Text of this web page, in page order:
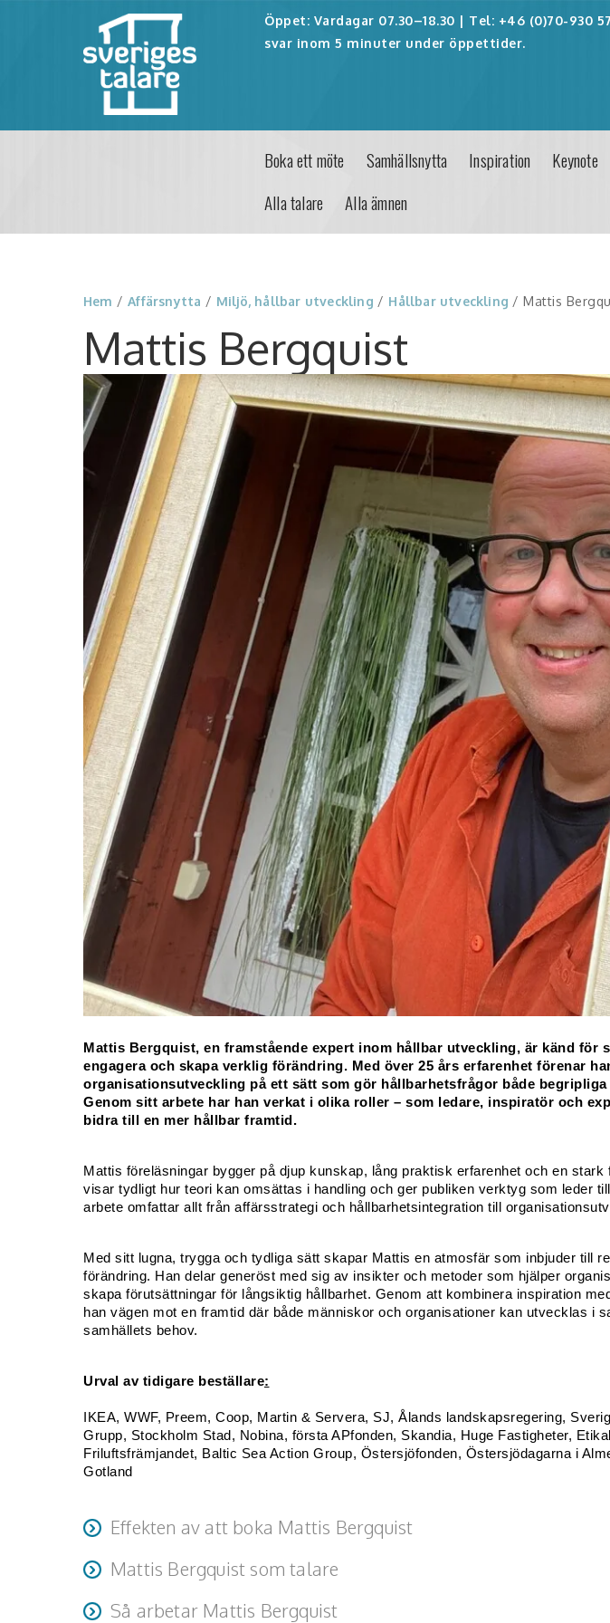
Öppet: Vardagar 07.30–18.30 | Tel: +46 (0)70-930
svar inom 5 minuter under öppettider.
Boka ett möte Samhällsnytta Inspiration Keynote
Alla talare
Alla ämnen
Hem /Affärsnytta / Miljö, hållbar utveckling / Hållbar utveckling / Mattis
Mattis Bergquist
Mattis Bergquist, en framstående expert inom hållbar utveckling, är känd för
engagera och skapa verklig förändring. Med över 25 års erfarenhet förenar
organisationsutveckling på ett sätt som gör hållbarhetsfrågor både
Genom sitt arbete har han verkat i olika roller – som ledare, inspiratör och
bidra till en mer hållbar framtid.
Mattis föreläsningar bygger på djup kunskap, lång praktisk erfarenhet och en
visar tydligt hur teori kan omsättas i handling och ger publiken verktyg som leder
arbete omfattar allt från affärsstrategi och hållbarhetsintegration till
Med sitt lugna, trygga och tydliga sätt skapar Mattis en atmosfär som inbjuder till
förändring. Han delar generöst med sig av insikter och metoder som hjälper
skapa förutsättningar för långsiktig hållbarhet. Genom att kombinera inspiration
han vägen mot en framtid där både människor och organisationer kan utvecklas i
samhällets behov.
Urval av tidigare beställare:
IKEA, WWF, Preem, Coop, Martin & Servera, SJ, Ålands landskapsregering,
Grupp, Stockholm Stad, Nobina, första APfonden, Skandia, Huge Fastigheter,
Friluftsfrämjandet, Baltic Sea Action Group, Östersjöfonden, Östersjödagarna i
Gotland
Effekten av att boka Mattis Bergquist
När Mattis föreläst lämnas åhörarna med kraftfull energi och en tydlig riktning
insikterna till konkreta handlingar. Denna kombination skapar en stark drivkraft mot
Mattis Bergquist som talare
Mattis engagerar alltid sina åhörare, oavsett gruppens storlek, och gör dem
Så arbetar Mattis Bergquist